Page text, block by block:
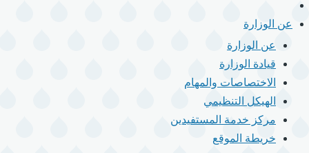
القائمة
الرئيسيةعن الوزارة
عن الوزارة
قيادة الوزارة
الاختصاصات والمهام
الهيكل التنظيمي
مركز خدمة المستفيدين
خريطة الموقع